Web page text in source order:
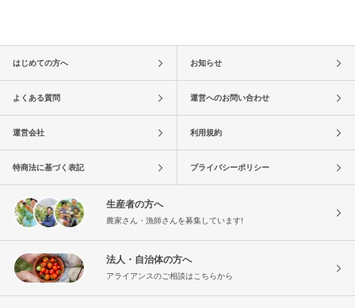
はじめての方へ お知らせ
よくある質問 運営へのお問い合わせ
運営会社 利用規約
特商法に基づく表記 プライバシーポリシー
生産者の方へ
農家さん・漁師さんを募集しています!
法人・自治体の方へ
アライアンスのご相談はこちらから